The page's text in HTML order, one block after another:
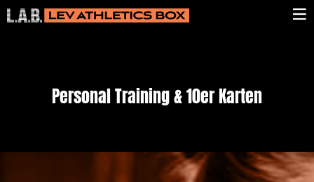
Personal Training & 10er Karten